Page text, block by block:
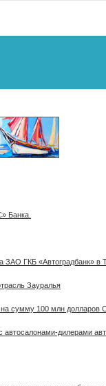
Банка.
ЗАО ГКБ «Автоградбанк» в
Зауралья
на сумму 100 млн долларов
автосалонами-дилерами